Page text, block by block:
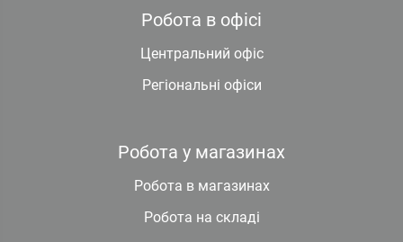
Робота в офісі
Центральний офіс
Регіональні офіси
Робота у магазинах
Робота в магазинах
Робота на складі